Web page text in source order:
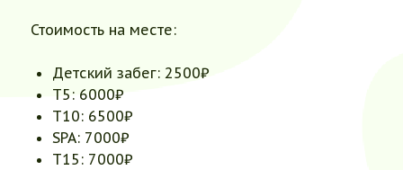
Стоимость на месте:
Детский забег: 2500₽
Т5: 6000₽
Т10: 6500₽
SPA: 7000₽
Т15: 7000₽